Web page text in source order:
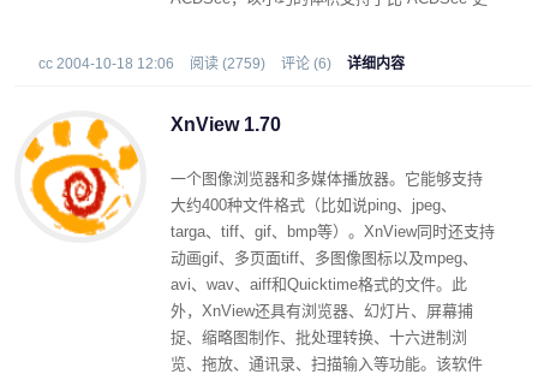
片的写入)、支持对图片的常规编辑功能、启动
的右键扩展工具 PicaView 2.0 的 Rip 增强版
览功能，在这一版本内我们增加了重复文件(图
片)的搜索工具。
cc 2004-10-18 12:06 阅读 (2759) 评论 (6) 详细内容
XnView 1.70
一个图像浏览器和多媒体播放器。它能够支持
大约400种文件格式（比如说ping、jpeg、
targa、tiff、gif、bmp等）。XnView同时还支持
动画gif、多页面tiff、多图像图标以及mpeg、
avi、wav、aiff和Quicktime格式的文件。此
外，XnView还具有浏览器、幻灯片、屏幕捕
捉、缩略图制作、批处理转换、十六进制浏
览、拖放、通讯录、扫描输入等功能。该软件